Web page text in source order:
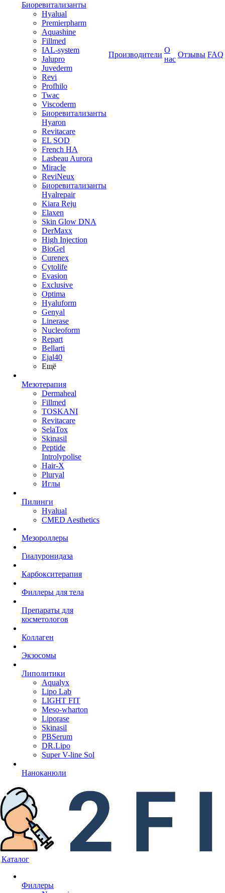
Биоревитализанты
Hyalual
Premierpharm
Aquashine
Fillmed
IAL-system
Jalupro
Juvederm
Revi
Profhilo
Twac
Viscoderm
Биоревитализанты
Hyaron
Revitacare
EL SOD
French HA
Lasbeau Aurora
Miracle
ReviNeux
Биоревитализанты
Hyalrepair
Kiara Reju
Elaxen
Skin Glow DNA
DerMaxx
High Injection
BioGel
Curenex
Cytolife
Evasion
Exclusive
Optima
Hyaluform
Genyal
Linerase
Nucleoform
Repart
Bellarti
Ejal40
Ещё
Мезотерапия
Dermaheal
Fillmed
TOSKANI
Revitacare
SelaTox
Skinasil
Peptide
Introlypolise
Hair-X
Pluryal
Иглы
Пилинги
Hyalual
CMED Aesthetics
Мезороллеры
Гиалуронидаза
Карбокситерапия
Филлеры для тела
Препараты для
косметологов
Коллаген
Экзосомы
Липолитики
Aqualyx
Lipo Lab
LIGHT FIT
Meso-wharton
Liporase
Skinasil
PBSerum
DR.Lipo
Super V-line Sol
Наноканюли
Производители
О
нас
Отзывы FAQ
Каталог
Филлеры